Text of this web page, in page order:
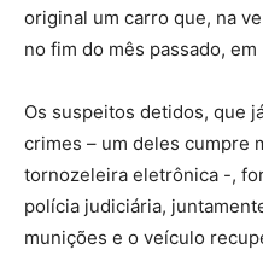
original um carro que, na
no fim do mês passado, em
Os suspeitos detidos, que
crimes – um deles cumpre
tornozeleira eletrônica -,
polícia judiciária,
munições e o veículo